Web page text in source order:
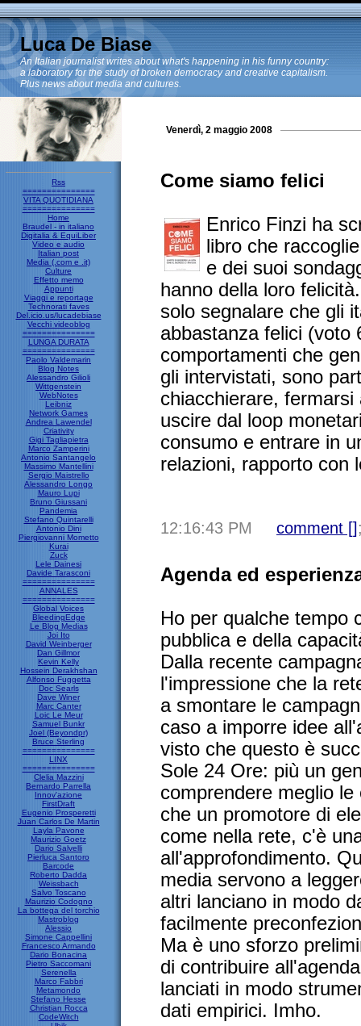
Luca De Biase
An Italian journalist writes about what's happening in his funny country:
a laboratory for the study of broken democracy and creative capitalism.
Plus news about media and cultures.
Rss
===============
VITA QUOTIDIANA
===============
Home
Braudel - in italiano
Digitalia & EquiLiber
Video e audio
Italian post
Media (.com e .it)
Culture
Effetto memo
Appunti
Viaggi e reportage
Technorati faves
Del.icio.us/lucadebiase
Vecchi videoblog
===============
LUNGA DURATA
===============
Paolo Valdemarin
Blog Notes
Alessandro Gilioli
Wittgenstein
WebNotes
Leibniz
Network Games
Andrea Lawendel
Criativity
Gigi Tagliapietra
Marco Zamperini
Antonio Santangelo
Massimo Mantellini
Sergio Maistrello
Alessandro Longo
Mauro Lupi
Bruno Giussani
Pandemia
Stefano Quintarelli
Antonio Dini
Piergiovanni Mometto
Kurai
Zuck
Lele Dainesi
Davide Tarasconi
===============
ANNALES
===============
Global Voices
BleedingEdge
Le Blog Medias
Joi Ito
David Weinberger
Dan Gillmor
Kevin Kelly
Hossein Derakhshan
Alfonso Fuggetta
Doc Searls
Dave Winer
Marc Canter
Loic Le Meur
Samuel Bunkr
Joel (Beyondpr)
Bruce Sterling
===============
LINX
===============
Clelia Mazzini
Bernardo Parrella
Innov'azione
FirstDraft
Eugenio Prosperetti
Juan Carlos De Martin
Layla Pavone
Maurizio Goetz
Dario Salvelli
Pierluca Santoro
Barcode
Roberto Dadda
Weissbach
Salvo Toscano
Maurizio Codogno
La bottega del torchio
Mastroblog
Alessio
Simone Cappellini
Francesco Armando
Dario Bonacina
Pietro Saccomani
Serenella
Marco Fabbri
Metamondo
Stefano Hesse
Christian Rocca
CodeWitch
Venerdì, 2 maggio 2008
Come siamo felici
Enrico Finzi ha
libro che
e dei suoi
hanno della loro
solo segnalare che gli
abbastanza felici (voto
comportamenti che
gli intervistati, sono
chiacchierare,
uscire dal loop
consumo e entrare in
relazioni, rapporto con
12:16:43 PM comment []
Agenda ed
Ho per qualche tempo
pubblica e della
Dalla recente
l'impressione che la
a smontare le
caso a imporre idee
visto che questo è
Sole 24 Ore: più un
comprendere meglio
che un promotore di
come nella rete, c'è
all'approfondimento.
media servono a
altri lanciano in modo
facilmente
Ma è uno sforzo
di contribuire
lanciati in modo
dati empirici. Imho.